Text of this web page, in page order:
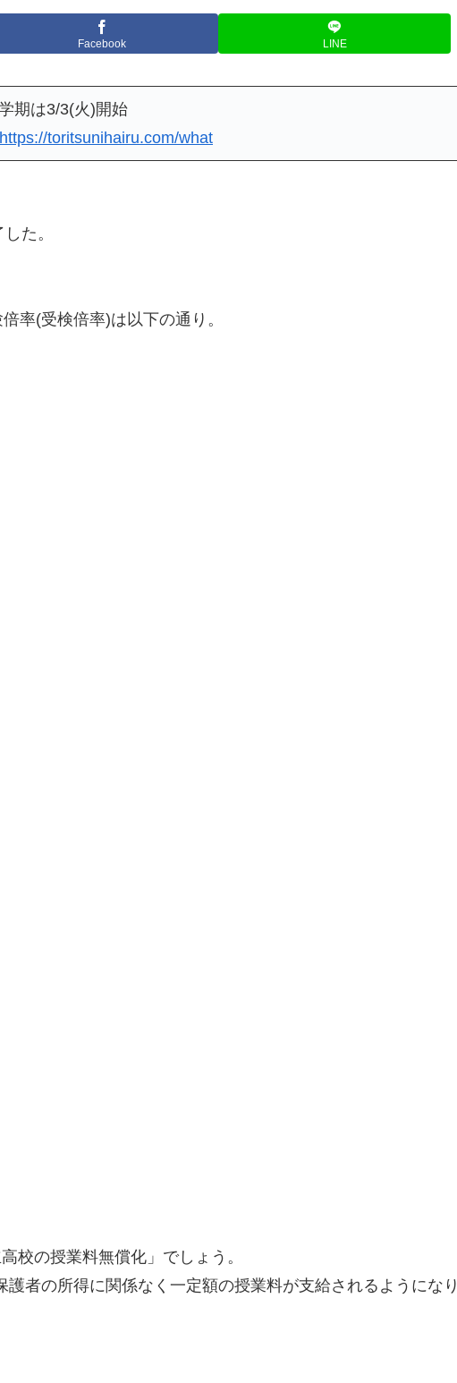
Facebook LINE
期は3/3(火)開始
https://toritsunihairu.com/what
た。
率(受検倍率)は以下の通り。
校の授業料無償化」でしょう。
者の所得に関係なく一定額の授業料が支給されるようになり